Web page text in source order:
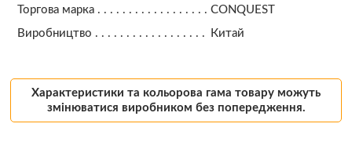
Торгова марка
CONQUEST
Виробництво
Китай
Характеристики та кольорова гама товару можуть
змінюватися виробником без попередження.